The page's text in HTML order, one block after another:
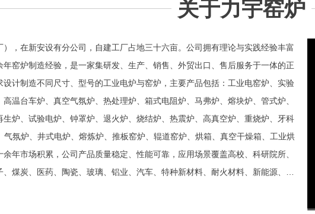
关于力宇窑炉
在新安设有分公司，自建工厂占地三十六亩。公司拥有理论与实践经验丰富
窑炉制造经验，是一家集研发、生产、销售、外贸出口、售后服务于一体的正
制造不同尺寸、型号的工业电炉与窑炉，主要产品包括：工业电窑炉、实验
温台车炉、真空气氛炉、热处理炉、箱式电阻炉、马弗炉、熔块炉、管式炉、
炉、试验电炉、钟罩炉、退火炉、烧结炉、热震炉、高真空炉、重烧炉、牙科
氛炉、井式电炉、熔炼炉、推板窑炉、辊道窑炉、烘箱、真空干燥箱、工业烘
市场积累，公司产品质量稳定、性能可靠，应用场景覆盖高校、科研院所、
煤炭、医药、陶瓷、玻璃、铝业、汽车、特种新材料、耐火材料、新能源、航
业，产品覆盖国内多省市，并出口至海外多个国家和地区。 近年来，公司通
年通过ISO 9001:2015质量管理体系认证，主营业务收入保持稳步增长，国